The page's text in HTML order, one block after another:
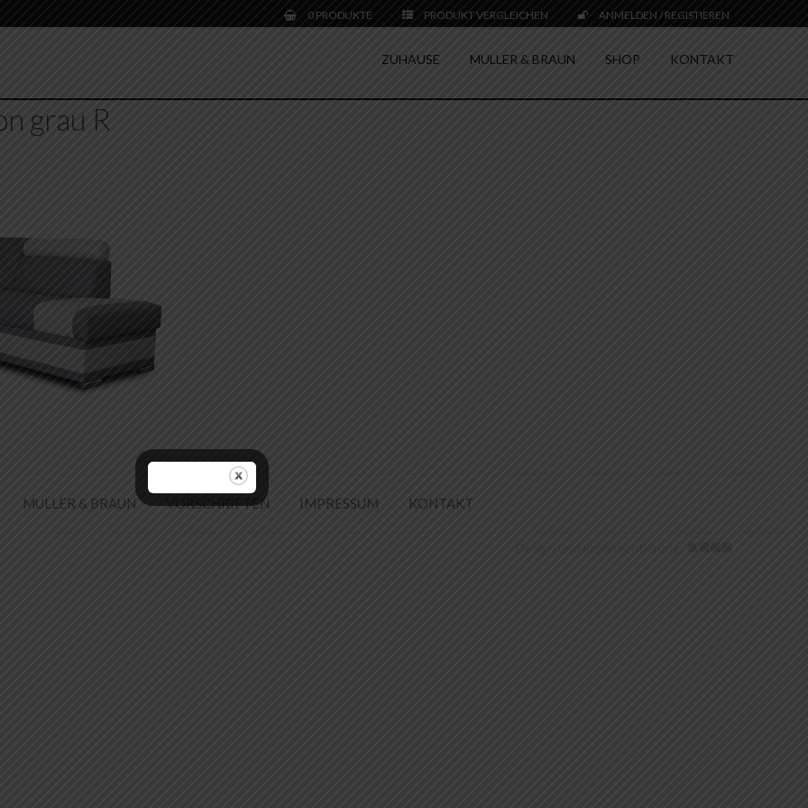
0 PRODUKTE PRODUKT VERGLEICHEN ANMELDEN / REGISTIEREN
ZUHAUSE MULLER & BRAUN SHOP KONTAKT
grau R
MULLER & BRAUN VORSCHRIFTEN IMPRESSUM KONTAKT